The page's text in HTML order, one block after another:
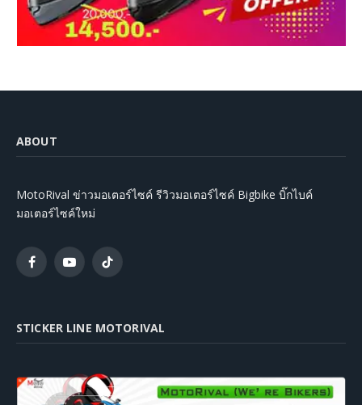
ABOUT
MotoRival ข่าวมอเตอร์ไซค์ รีวิวมอเตอร์ไซค์ Bigbike บิ๊กไบค์
มอเตอร์ไซค์ใหม่
FacebookYouTubeTikTok
STICKER LINE MOTORIVAL